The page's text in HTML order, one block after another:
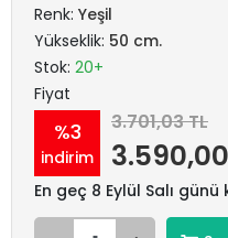
Renk: Yeşil
Yükseklik: 50 cm.
Stok: 20+
Fiyat
%3
indirim
3.701,03 TL
En geç 8 Eylül Salı